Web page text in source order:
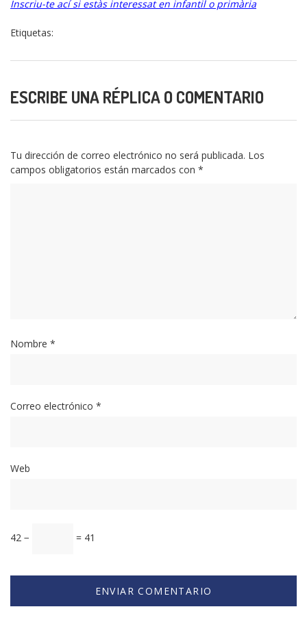
Inscriu-te ací si estàs interessat en infantil o primària
Etiquetas:
ESCRIBE UNA RÉPLICA O COMENTARIO
Tu dirección de correo electrónico no será publicada. Los
campos obligatorios están marcados con *
Nombre *
Correo electrónico *
Web
42 − = 41